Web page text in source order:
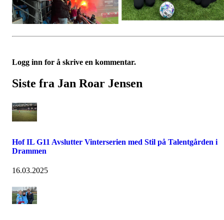
Logg inn for å skrive en kommentar.
Siste fra Jan Roar Jensen
Hof IL G11 Avslutter Vinterserien med Stil på Talentgården i
Drammen
16.03.2025